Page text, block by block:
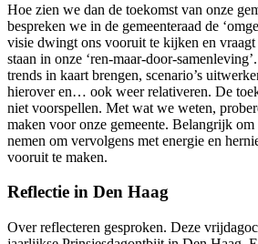
Hoe zien we dan de toekomst van onze
bespreken we in de gemeenteraad de
visie dwingt ons vooruit te kijken en
staan in onze ‘ren-maar-door-
trends in kaart brengen, scenario’s
hierover en… ook weer relativeren. De
niet voorspellen. Met wat we weten,
maken voor onze gemeente. Belangrijk
nemen om vervolgens met energie en
vooruit te maken.
Reflectie in Den Haag
Over reflecteren gesproken. Deze